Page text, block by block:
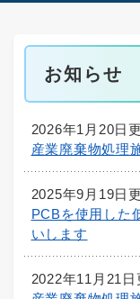
お知らせ
2026年1月20日
産業廃棄物処理
2025年9月19日
PCBを使用した
いします
2022年11月21日